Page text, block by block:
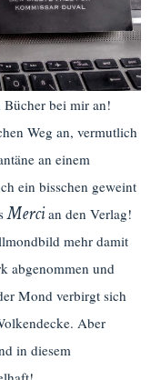
Bücher bei mir an!
Weg an, vermutlich
an einem
ein bisschen geweint
Mercian den Verlag!
mehr damit
abgenommen und
Mond verbirgt sich
Aber
in diesem